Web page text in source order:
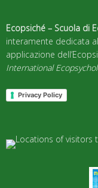
Ecopsiché – Scuola di
interamente dedicata
applicazione
International
Privacy Policy